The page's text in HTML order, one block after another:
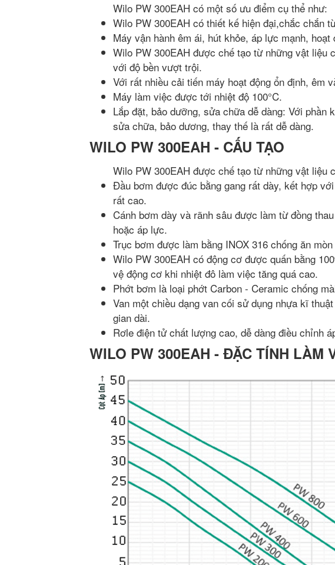
Wilo PW 300EAH có một số ưu điểm cụ thể như:
Wilo PW 300EAH có thiết kế hiện đại,chắc chắn
Máy vận hành êm ái, hút khỏe, áp lực mạnh,
Wilo PW 300EAH được chế tạo từ những vật liệu
với độ bền vượt trội.
Với rất nhiều cải tiến máy hoạt động ổn định, êm
Máy làm việc được tới nhiệt độ 100°C.
Lắp đặt, bảo dưỡng, sửa chữa dễ dàng: Với
sửa chữa, bảo dương, thay thế là rất dễ dàng.
WILO PW 300EAH - CẤU TẠO
Wilo PW 300EAH được chế tạo từ những vật liệu
Đầu bơm được đúc bằng gang rất dày, kết hợp
rất cao.
Cánh bơm dày và rãnh sâu được làm từ đồng
hoặc áp lực.
Trục bơm được làm bằng INOX 316 chống ăn
Wilo PW 300EAH có động cơ được quấn bằng
vệ động cơ khi nhiệt đô làm việc tăng quá cao.
Phớt bơm là loại phớt Carbon - Ceramic chống
Van một chiều dạng van cối sử dụng nhựa kĩ
gian dài.
Rơle điện tử chất lượng cao, dễ dàng điều chỉnh
WILO PW 300EAH - ĐẶC TÍNH LÀM